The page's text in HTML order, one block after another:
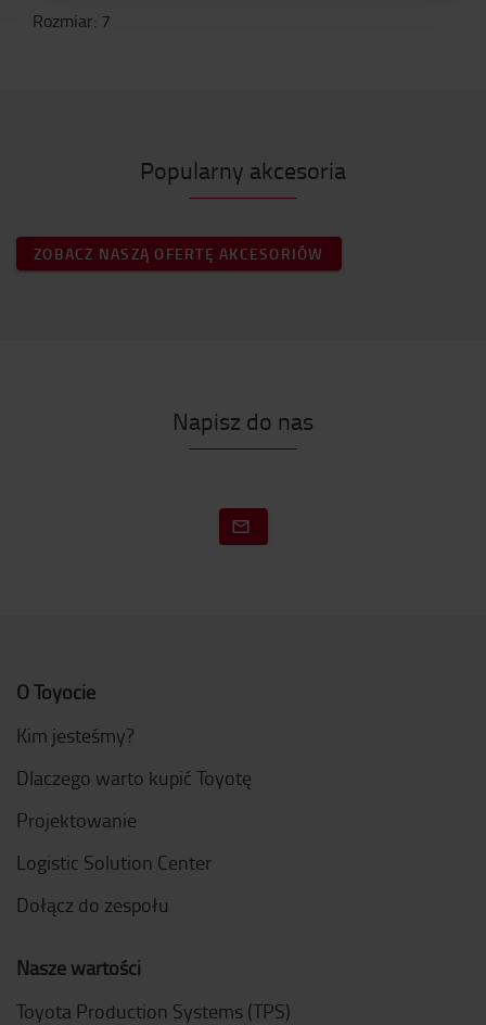
Rozmiar: 7
Popularny akcesoria
ZOBACZ NASZĄ OFERTĘ AKCESORIÓW
Napisz do nas
O Toyocie
Kim jesteśmy?
Dlaczego warto kupić Toyotę
Projektowanie
Logistic Solution Center
Dołącz do zespołu
Nasze wartości
Toyota Production Systems (TPS)